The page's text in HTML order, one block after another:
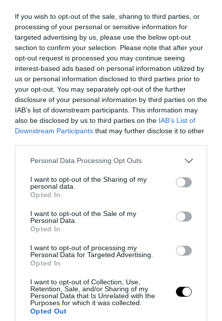
If you wish to opt-out of the sale, sharing to third parties, or
processing of your personal or sensitive information for
targeted advertising by us, please use the below opt-out
section to confirm your selection. Please note that after your
opt-out request is processed you may continue seeing
interest-based ads based on personal information utilized by
us or personal information disclosed to third parties prior to
your opt-out. You may separately opt-out of the further
disclosure of your personal information by third parties on the
IAB’s list of downstream participants. This information may
also be disclosed by us to third parties on the IAB’s List of
Downstream Participants that may further disclose it to other
Please note that this website/app uses one or more Google
not limited to your visit or usage behaviour. You may click to
grant or deny consent to Google and its third-party tags to
use your data for below specified purposes in below Google
consent section.
Personal Data Processing Opt Outs
I want to opt-out of the Sharing of my
personal data.
Opted In
I want to opt-out of the Sale of my
Personal Data.
Opted In
I want to opt-out of processing my
Personal Data for Targeted Advertising.
Opted In
I want to opt-out of Collection, Use,
Retention, Sale, and/or Sharing of my
Personal Data that Is Unrelated with the
Purposes for which it was collected.
Opted Out
PRONEWS.GR / ΕΣΩΤΕΡΙΚΗ ΑΣΦΑΛΕΙΑ
Νέα απάτη με «μαϊμού» email από τον e-
ΕΦΚΑ – Πώς κλέβουν προσωπικά
στοιχεία
PRONEWS.GR /ΕΣΩΤΕΡΙΚΗ ΑΣΦΑΛΕΙΑ